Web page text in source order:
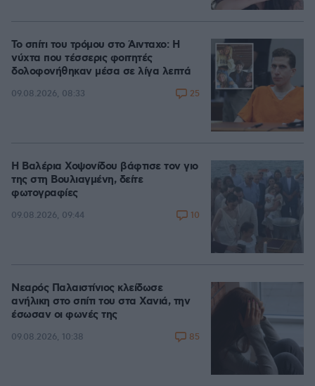
Το σπίτι του τρόμου στο Άινταχο: Η
νύχτα που τέσσερις φοιτητές
δολοφονήθηκαν μέσα σε λίγα λεπτά
09.08.2026, 08:33 25
Η Βαλέρια Χοψονίδου βάφτισε τον γιο
της στη Βουλιαγμένη, δείτε
φωτογραφίες
09.08.2026, 09:44 10
Νεαρός Παλαιστίνιος κλείδωσε
ανήλικη στο σπίτι του στα Χανιά, την
έσωσαν οι φωνές της
09.08.2026, 10:38 85